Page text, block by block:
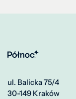
ul. Balicka 75/4
30-149 Kraków